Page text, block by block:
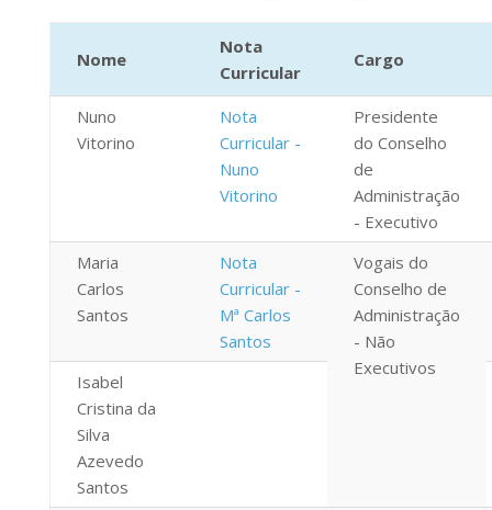
Nome
Nota
Curricular
Cargo
Nuno
Vitorino
Nota
Curricular -
Nuno
Vitorino
Presidente
do Conselho
de
Administração
- Executivo
Maria
Carlos
Santos
Nota
Curricular -
Mª Carlos
Santos
Vogais do
Conselho de
Administração
- Não
Executivos
Isabel
Cristina da
Silva
Azevedo
Santos